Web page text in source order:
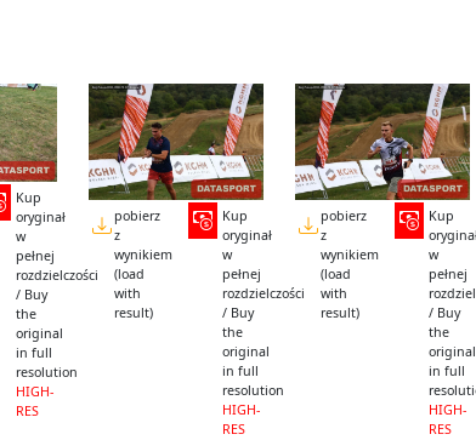
Kup
oryginał
w
pełnej
rozdzielczości
/ Buy
the
original
in full
resolution
HIGH-
RES
pobierz
z
wynikiem
(load
with
result)
Kup
oryginał
w
pełnej
rozdzielczości
/ Buy
the
original
in full
resolution
HIGH-
RES
pobierz
z
wynikiem
(load
with
result)
Kup
w
pełnej
/ Buy
the
original
in full
HIGH-
RES